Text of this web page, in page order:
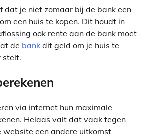
dat je niet zomaar bij de bank een
een huis te kopen. Dit houdt in
ook rente aan de bank moet
de bank dit geld om je huis te
stelt.
via internet hun maximale
Helaas valt dat vaak tegen
website een andere uitkomst